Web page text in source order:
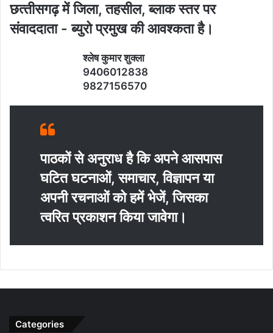
छत्‍तीसगढ़ में जिला, तहसील, ब्‍लाक स्‍तर पर
संवाददाता - ब्‍युरो प्रमुख की आवश्‍कता है।
श्‍लेष कुमार शुक्‍ला
9406012838
9827156570
पाठकों से अनुराध है कि अपने आसपास
घटित घटनाओं, समाचार, विज्ञापन या
अपनी रचनाओं को हमें भेजें, जिसका
त्‍वरित प्रकाशन किया जावेगा।
Categories